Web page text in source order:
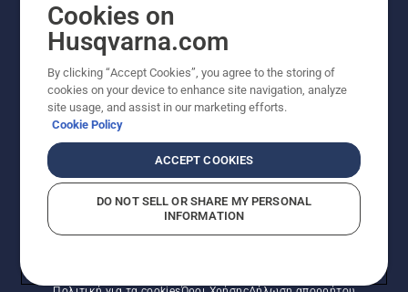
ΕΓΓΡΑΦΉ ΣΤΟ ΕΝΗΜΕΡΩΤΙΚΌ ΔΕΛΤΊΟ
© Husqvarna AB (δημοσ.) Με την επιφύλαξη παντός
Cookies on
Husqvarna.com
By clicking “Accept Cookies”, you agree to the storing of
cookies on your device to enhance site navigation, analyze
site usage, and assist in our marketing efforts.
Cookie Policy
ACCEPT COOKIES
DO NOT SELL OR SHARE MY PERSONAL
INFORMATION